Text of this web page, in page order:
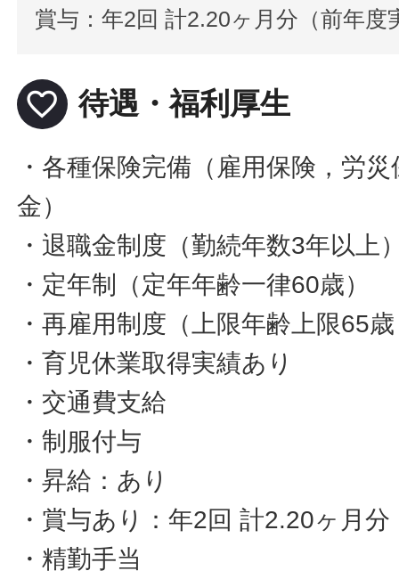
賞与：年2回 計2.20ヶ月分（前年度
favorite_border 待遇・福利厚生
・各種保険完備（雇用保険，労
金）
・退職金制度（勤続年数3年以上
・定年制（定年年齢一律60歳）
・再雇用制度（上限年齢上限65
・育児休業取得実績あり
・交通費支給
・制服付与
・昇給：あり
・賞与あり：年2回 計2.20ヶ月
・精勤手当